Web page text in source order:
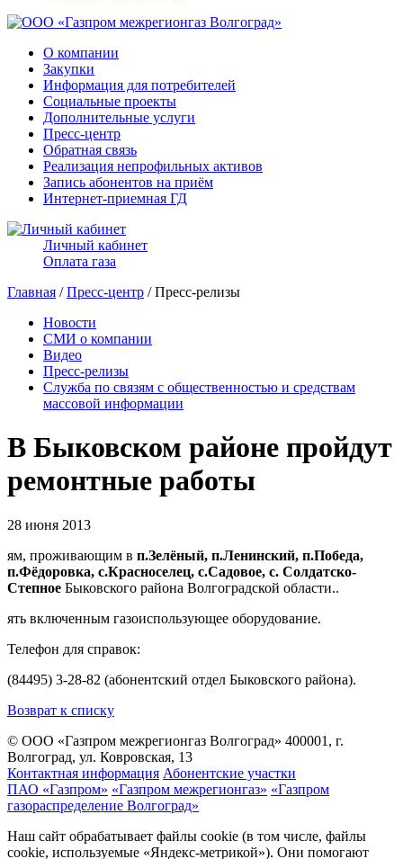
О компании
Закупки
Информация для потребителей
Социальные проекты
Дополнительные услуги
Пресс-центр
Обратная связь
Реализация непрофильных активов
Запись абонентов на приём
Интернет-приемная ГД
Личный кабинет
Оплата газа
Главная /Пресс-центр / Пресс-релизы
Новости
СМИ о компании
Видео
Пресс-релизы
Служба по связям с общественностью и средствам
массовой информации
В Быковском районе пройдут
ремонтные работы
28 июня 2013
ям, проживающим в п.Зелёный, п.Ленинский, п.Победа,
п.Фёдоровка, с.Красноселец, с.Садовое, с. Солдатско-
Степное Быковского района Волгоградской области..
ять включенным газоиспользующее оборудование.
Телефон для справок:
(84495) 3-28-82 (абонентский отдел Быковского района).
Возврат к списку
© ООО «Газпром межрегионгаз Волгоград» 400001, г.
Волгоград, ул. Ковровская, 13
Контактная информация Абонентские участки
ПАО «Газпром» «Газпром межрегионгаз» «Газпром
газораспределение Волгоград»
Наш сайт обрабатывает файлы cookie (в том числе, файлы
cookie, используемые «Яндекс-метрикой»). Они помогают